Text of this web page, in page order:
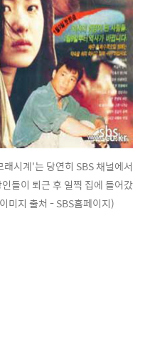
시계'는 당연히 SBS 채널에서
들이 퇴근 후 일찍 집에 들어갔
미지 출처 - SBS홈페이지)